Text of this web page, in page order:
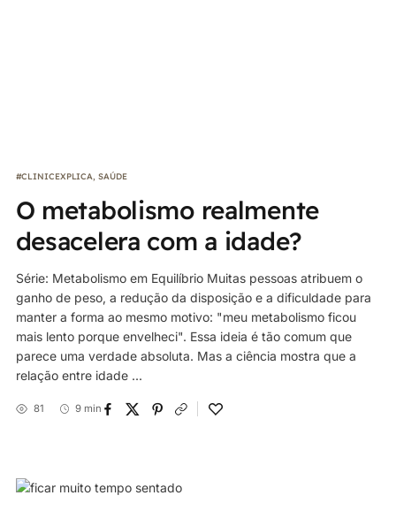
#CLINICEXPLICA SAÚDE
O metabolismo realmente
desacelera com a idade?
Série: Metabolismo em Equilíbrio Muitas pessoas atribuem o
ganho de peso, a redução da disposição e a dificuldade para
manter a forma ao mesmo motivo: "meu metabolismo ficou
mais lento porque envelheci". Essa ideia é tão comum que
parece uma verdade absoluta. Mas a ciência mostra que a
relação entre idade ...
81 9 min